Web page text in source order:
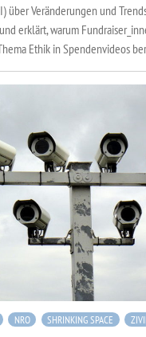
über Veränderungen und
erklärt, warum
Ethik in Spendenvideos
NRO SHRINKING SPACE